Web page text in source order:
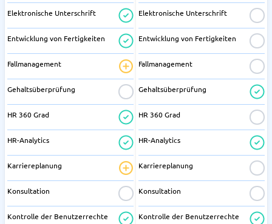
Elektronische Unterschrift
Entwicklung von Fertigkeiten
Fallmanagement
Gehaltsüberprüfung
HR 360 Grad
HR-Analytics
Karriereplanung
Konsultation
Kontrolle der Benutzerrechte
Elektronische Unterschrift
Entwicklung von Fertigkeiten
Fallmanagement
Gehaltsüberprüfung
HR 360 Grad
HR-Analytics
Karriereplanung
Konsultation
Kontrolle der Benutzerrechte